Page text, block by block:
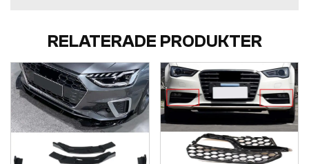
RELATERADE PRODUKTER